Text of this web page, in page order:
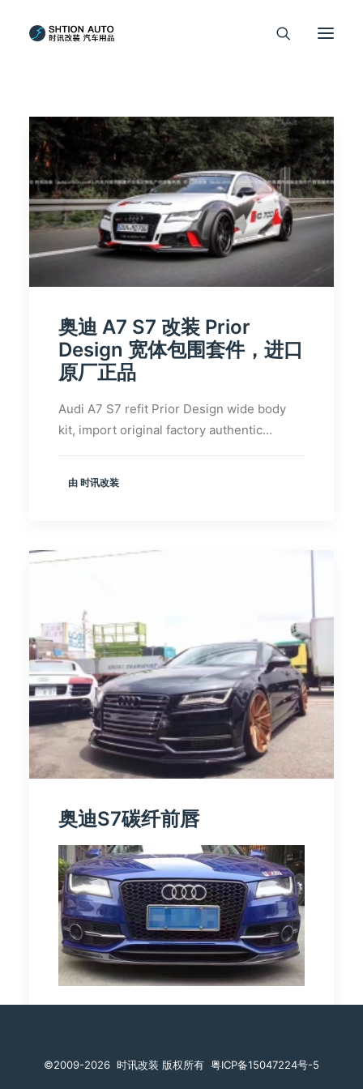
奥迪 A7 S7 改装 Prior
Design 宽体包围套件，进口
原厂正品
Audi A7 S7 refit Prior Design wide body
kit, import original factory authentic…
由 时讯改装
奥迪S7碳纤前唇
©️2009-2026 时讯改装 版权所有 粤ICP备15047224号-5